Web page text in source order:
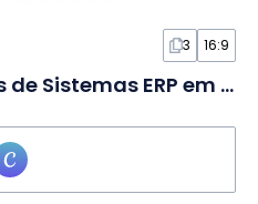
3 16:9
Diagrama de Classes de Sistemas ERP em Quadro Branco